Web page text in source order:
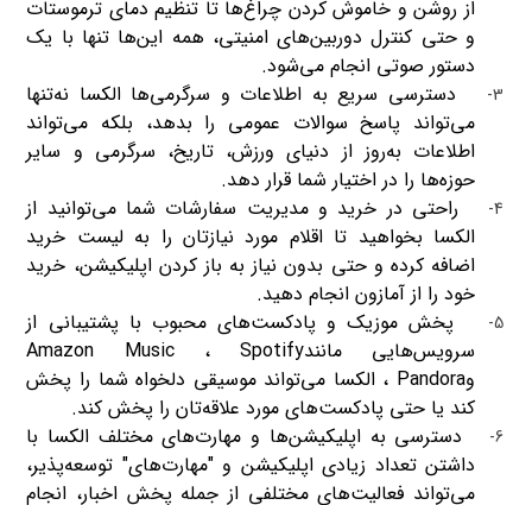
از روشن و خاموش کردن چراغ‌ها تا تنظیم دمای ترموستات
و حتی کنترل دوربین‌های امنیتی، همه این‌ها تنها با یک
دستور صوتی انجام می‌شود.
3-
دسترسی سریع به اطلاعات و سرگرمی‌ها الکسا نه‌تنها
می‌تواند پاسخ سوالات عمومی را بدهد، بلکه می‌تواند
اطلاعات به‌روز از دنیای ورزش، تاریخ، سرگرمی و سایر
حوزه‌ها را در اختیار شما قرار دهد.
4-
راحتی در خرید و مدیریت سفارشات شما می‌توانید از
الکسا بخواهید تا اقلام مورد نیازتان را به لیست خرید
اضافه کرده و حتی بدون نیاز به باز کردن اپلیکیشن، خرید
خود را از آمازون انجام دهید.
5-
پخش موزیک و پادکست‌های محبوب با پشتیبانی از
سرویس‌هایی مانندSpotify،Amazon Music
وPandora ، الکسا می‌تواند موسیقی دلخواه شما را پخش
کند یا حتی پادکست‌های مورد علاقه‌تان را پخش کند.
6-
دسترسی به اپلیکیشن‌ها و مهارت‌های مختلف الکسا با
داشتن تعداد زیادی اپلیکیشن و "مهارت‌های" توسعه‌پذیر،
می‌تواند فعالیت‌های مختلفی از جمله پخش اخبار، انجام